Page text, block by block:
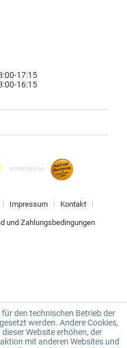
17:15
16:15
Impressum Kontakt
und Zahlungsbedingungen
den technischen Betrieb der
werden. Andere Cookies,
Website erhöhen, der
mit anderen Websites und